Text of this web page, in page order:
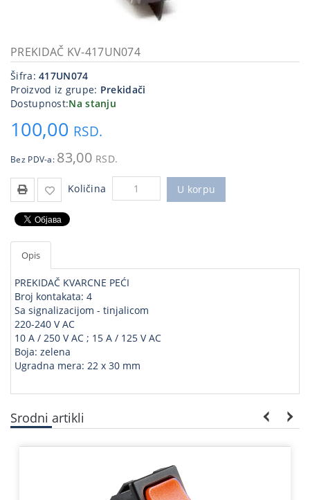
priključci
Kućna
tehnika
oprema,računari
Strujni
PREKIDAČ KV-417UN074
Šifra:417UN074
Proizvod iz grupe: Prekidači
Dostupnost:Na stanju
100,00 RSD.
Bez PDV-a: 83,00 RSD.
Količina U korpu
Opis
PREKIDAČ KVARCNE PEĆI
Broj kontakata: 4
Sa signalizacijom - tinjalicom
220-240 V AC
10 A / 250 V AC ; 15 A / 125 V AC
Boja: zelena
Ugradna mera: 22 x 30 mm
Srodni artikli